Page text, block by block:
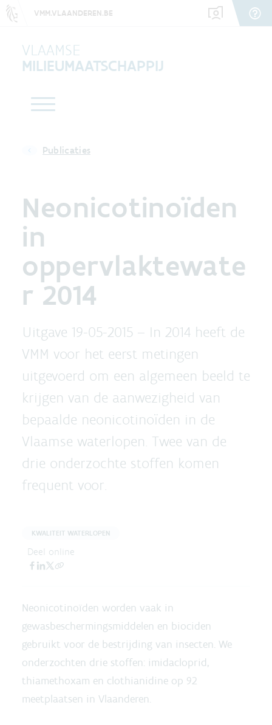
VMM.VLAANDEREN.BE
VLAAMSE
MILIEUMAATSCHAPPIJ
Publicaties
Neonicotinoïden
in
oppervlaktewate
r 2014
Uitgave 19-05-2015 – In 2014 heeft de
VMM voor het eerst metingen
uitgevoerd om een algemeen beeld te
krijgen van de aanwezigheid van
bepaalde neonicotinoïden in de
Vlaamse waterlopen. Twee van de
drie onderzochte stoffen komen
frequent voor.
KWALITEIT WATERLOPEN
Deel online
Neonicotinoïden worden vaak in
gewasbeschermingsmiddelen en biociden
gebruikt voor de bestrijding van insecten. We
onderzochten drie stoffen: imidacloprid,
thiamethoxam en clothianidine op 92
meetplaatsen in Vlaanderen.